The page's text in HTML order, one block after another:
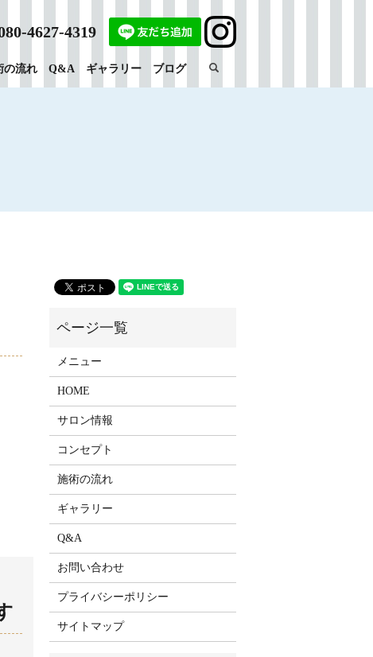
の流れ Q&A ギャラリー ブログ search
4627-4319
メニュー
HOME
サロン情報
コンセプト
施術の流れ
ギャラリー
Q&A
お問い合わせ
プライバシーポリシー
サイトマップ